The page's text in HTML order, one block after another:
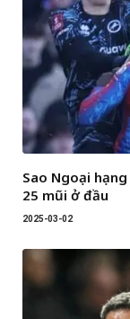
Sao Ngoại
25 mũi ở đầu
2025-03-02